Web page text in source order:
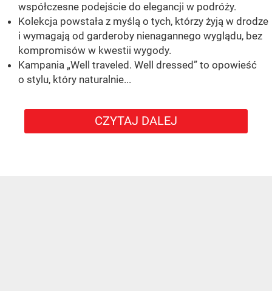
współczesne podejście do elegancji w podróży.
Kolekcja powstała z myślą o tych, którzy żyją w drodze
i wymagają od garderoby nienagannego wyglądu, bez
kompromisów w kwestii wygody.
Kampania „Well traveled. Well dressed” to opowieść
o stylu, który naturalnie...
CZYTAJ DALEJ